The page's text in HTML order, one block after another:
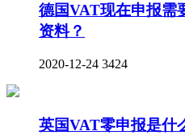
德国VAT现在申报需
资料？
2020-12-24 3424
英国VAT零申报是什